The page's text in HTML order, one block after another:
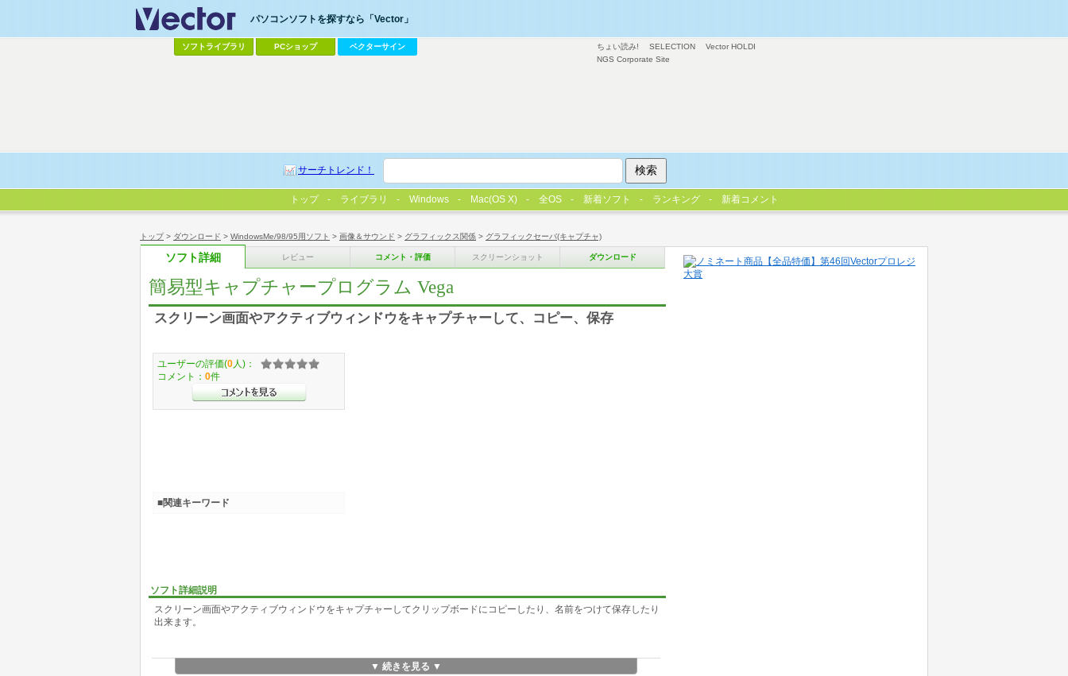
トップ> ダウンロード > WindowsMe/98/95用ソフト > 画像＆サウンド > グラフィックス関係 > グラフィックセーバ(キャプチャ)
ソフト詳細 レビュー コメント・評価 スクリーンショット ダウンロード
簡易型キャプチャープログラム Vega
スクリーン画面やアクティブウィンドウをキャプチャーして、コピー、保存
ソフト詳細説明
スクリーン画面やアクティブウィンドウをキャプチャーしてクリップボードにコピーしたり、名前をつけて保存したり
出来ます。
▼ 続きを見る ▼
ユーザーの評価(0 人)：
コメント： 0件
■関連キーワード
ちょい読み! SELECTION
Vector HOLDI
NGS Corporate Site
パソコンソフトを探すなら「Vector」
ソフトライブラリ PCショップ ベクターサイン
サーチトレンド！
トップ ライブラリ Windows Mac(OS X) 全OS 新着ソフト ランキング 新着コメント